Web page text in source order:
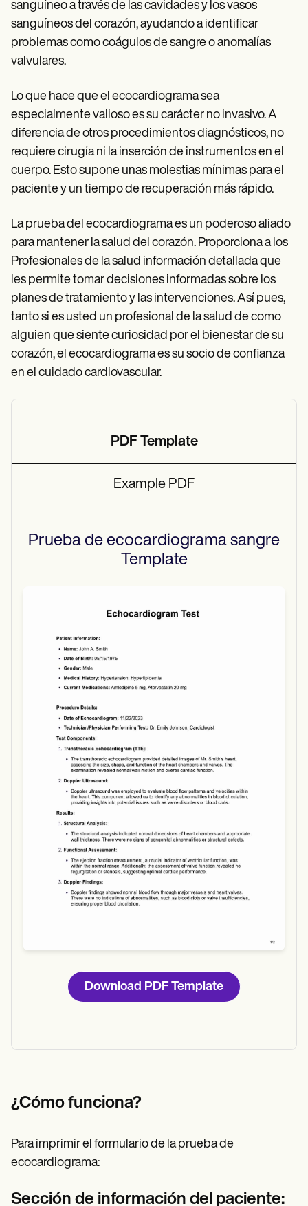
sanguíneo a través de las cavidades y los vasos
sanguíneos del corazón, ayudando a identificar
problemas como coágulos de sangre o anomalías
valvulares.
Lo que hace que el ecocardiograma sea
especialmente valioso es su carácter no invasivo. A
diferencia de otros procedimientos diagnósticos, no
requiere cirugía ni la inserción de instrumentos en el
cuerpo. Esto supone unas molestias mínimas para el
paciente y un tiempo de recuperación más rápido.
La prueba del ecocardiograma es un poderoso aliado
para mantener la salud del corazón. Proporciona a los
Profesionales de la salud información detallada que
les permite tomar decisiones informadas sobre los
planes de tratamiento y las intervenciones. Así pues,
tanto si es usted un profesional de la salud decomo
alguien que siente curiosidad por el bienestar de su
corazón, el ecocardiograma es su socio de confianza
en el cuidado cardiovascular.
PDF Template
Example PDF
Prueba de ecocardiograma sangre
Template
Use Template
Download PDF Template
¿Cómo funciona?
Para imprimir el formulario de la prueba de
ecocardiograma:
Sección de información del paciente: